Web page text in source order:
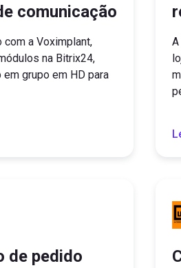
comunicação
com a Voximplant,
na Bitrix24,
grupo em HD para
de pedido